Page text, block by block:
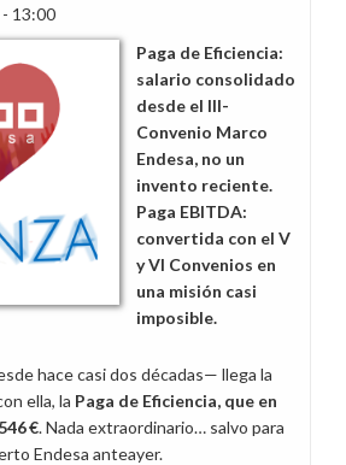
13:00
Paga de Eficiencia:
salario consolidado
desde el III-
Convenio Marco
Endesa, no un
invento reciente.
Paga EBITDA:
convertida con el V
y VI Convenios en
una misión casi
imposible.
hace casi dos décadas— llega la
ella, la Paga de Eficiencia, que en
€. Nada extraordinario… salvo para
Endesa anteayer.